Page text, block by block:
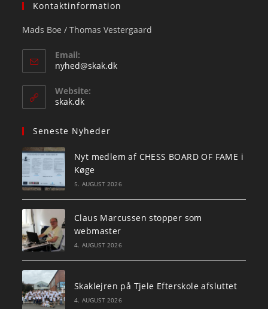
Kontaktinformation
Mads Boe / Thomas Vestergaard
Email:
nyhed@skak.dkOpens
Website:
skak.dk
Seneste Nyheder
Nyt medlem af CHESS BOARD OF FAME i
Køge
5. AUGUST 2026
Claus Marcussen stopper som
webmaster
4. AUGUST 2026
Skaklejren på Tjele Efterskole afsluttet
4. AUGUST 2026